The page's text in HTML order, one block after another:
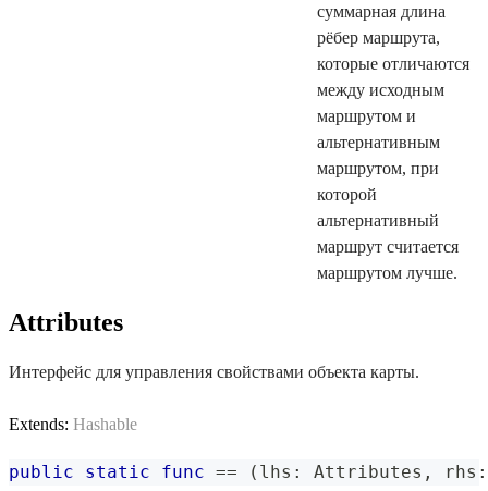
суммарная длина
рёбер маршрута,
которые отличаются
между исходным
маршрутом и
альтернативным
маршрутом, при
которой
альтернативный
маршрут считается
маршрутом лучше.
Attributes
Интерфейс для управления свойствами объекта карты.
Extends: Hashable
public static func == ( lhs : Attributes , rhs :